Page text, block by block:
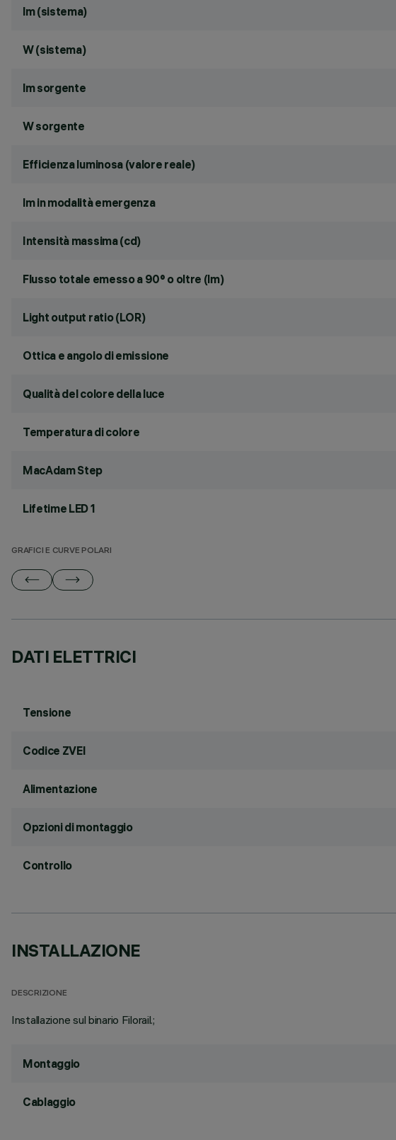
lm (sistema)
W (sistema)
lm sorgente
W sorgente
Efficienza luminosa (valore reale)
lm in modalità emergenza
Intensità massima (cd)
Flusso totale emesso a 90° o oltre (lm)
Light output ratio (LOR)
Ottica e angolo di emissione
Qualità del colore della luce
Temperatura di colore
MacAdam Step
Lifetime LED 1
GRAFICI E CURVE POLARI
DATI ELETTRICI
Tensione
Codice ZVEI
Alimentazione
Opzioni di montaggio
Controllo
INSTALLAZIONE
DESCRIZIONE
Installazione sul binario Filorail.;
Montaggio
Cablaggio